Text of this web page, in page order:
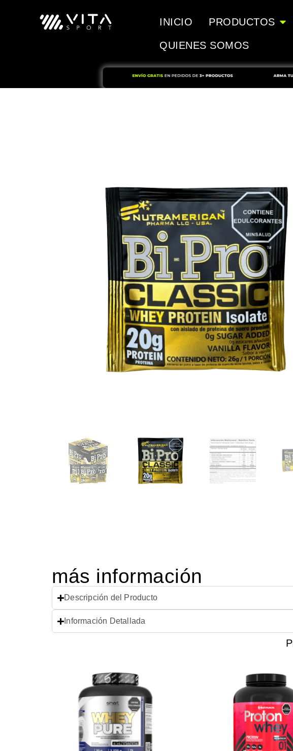
INICIO PRODUCTOS
QUIENES SOMOS
más información
Descripción del Producto
Información Detallada